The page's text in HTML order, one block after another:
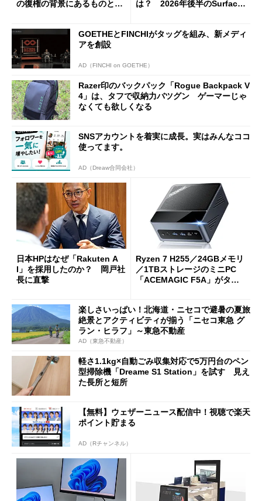
の復権の背景にあるものと
は？ 2026年後半のSurface
GOETHEとFINCHIがタッグを組み、新メディ
アを創設
AD（FINCHI on GOETHE）
Razer印のバックパック「Rogue Backpack V
4」は、タフで収納力バツグン ゲーマーじゃ
なくても欲しくなる
SNSアカウントを着実に成長。実はみんなココ
使ってます。
AD（Dreaw合同会社）
日本HPはなぜ「Rakuten A
I」を採用したのか？ 岡戸社
長に直撃
Ryzen 7 H255／24GBメモリ
／1TBストレージのミニPC
「ACEMAGIC F5A」がタイ
楽しさいっぱい！北海道・ニセコで避暑の夏旅
絶景とアクティビティが揃う「ニセコ東急 グ
ラン・ヒラフ」～東急不動産
AD（東急不動産）
軽さ1.1kg×自動ごみ収集対応で5万円台のペン
型掃除機「Dreame S1 Station」を試す 見え
た長所と短所
【無料】ウェザーニュース配信中！視聴で楽天
ポイント貯まる
AD（Rチャンネル）